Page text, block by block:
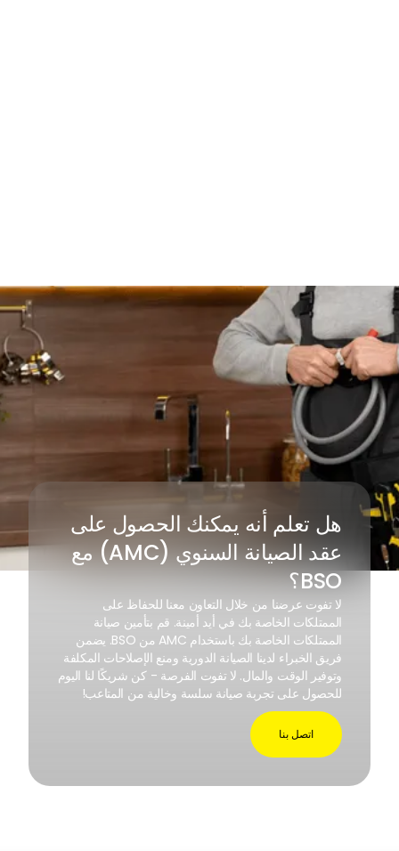
هل تعلم أنه يمكنك الحصول على
عقد الصيانة السنوي (AMC) مع
BSO؟
لا تفوت عرضنا من خلال التعاون معنا للحفاظ على
الممتلكات الخاصة بك في أيد أمينة. قم بتأمين صيانة
الممتلكات الخاصة بك باستخدام AMC من BSO. يضمن
فريق الخبراء لدينا الصيانة الدورية ومنع الإصلاحات المكلفة
وتوفير الوقت والمال. لا تفوت الفرصة - كن شريكًا لنا اليوم
للحصول على تجربة صيانة سلسة وخالية من المتاعب!
اتصل بنا